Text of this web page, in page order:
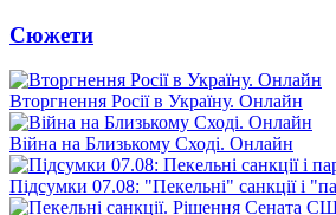
Сюжети
Вторгнення Росії в Україну. Онлайн
Війна на Близькому Сході. Онлайн
Підсумки 07.08: "Пекельні" санкції і